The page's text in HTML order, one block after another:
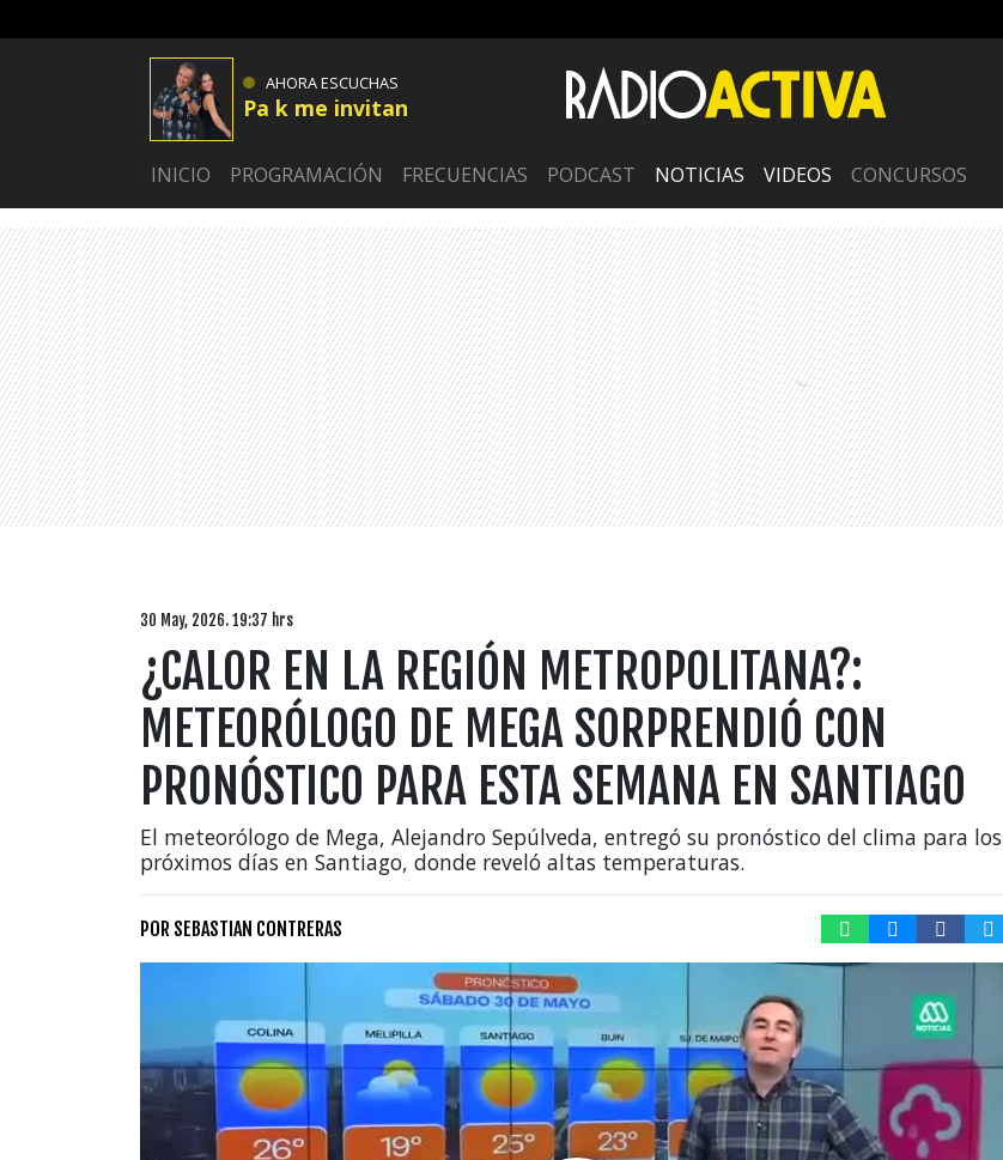
AHORA ESCUCHAS
Pa k me invitan
INICIO PROGRAMACIÓN FRECUENCIAS PODCAST NOTICIAS VIDEOS CONCURSOS
30 May, 2026. 19:37 hrs
¿CALOR EN LA REGIÓN METROPOLITANA?:
METEORÓLOGO DE MEGA SORPRENDIÓ CON
PRONÓSTICO PARA ESTA SEMANA EN SANTIAGO
El meteorólogo de Mega, Alejandro Sepúlveda, entregó su pronóstico del clima para los
próximos días en Santiago, donde reveló altas temperaturas.
POR SEBASTIAN CONTRERAS